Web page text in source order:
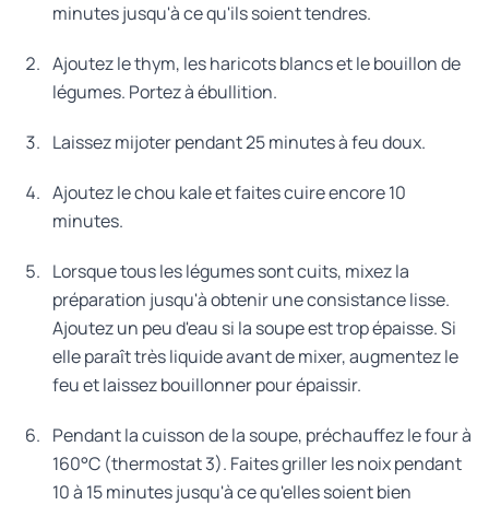
minutes jusqu'à ce qu'ils soient tendres.
Ajoutez le thym, les haricots blancs et le bouillon de
légumes. Portez à ébullition.
Laissez mijoter pendant 25 minutes à feu doux.
Ajoutez le chou kale et faites cuire encore 10
minutes.
Lorsque tous les légumes sont cuits, mixez la
préparation jusqu'à obtenir une consistance lisse.
Ajoutez un peu d'eau si la soupe est trop épaisse. Si
elle paraît très liquide avant de mixer, augmentez le
feu et laissez bouillonner pour épaissir.
Pendant la cuisson de la soupe, préchauffez le four à
160°C (thermostat 3). Faites griller les noix pendant
10 à 15 minutes jusqu'à ce qu'elles soient bien